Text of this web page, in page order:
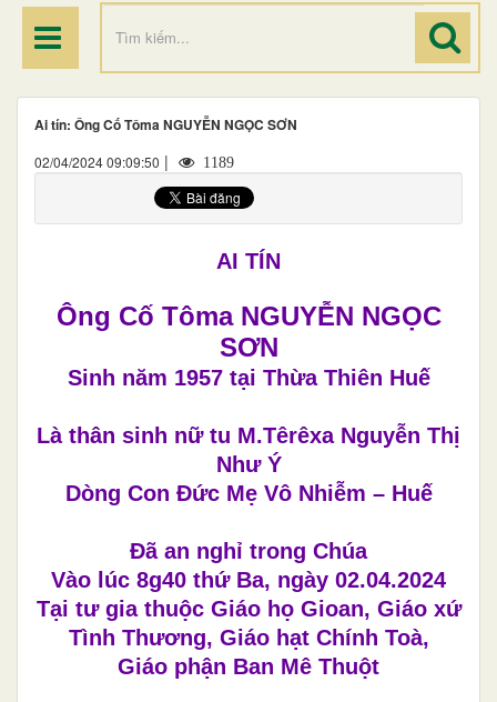
Ai tín: Ông Cố Tôma NGUYỄN NGỌC SƠN
02/04/2024 09:09:50 | 1189
AI TÍN
Ông Cố Tôma NGUYỄN NGỌC
SƠN
Sinh năm 1957 tại Thừa Thiên Huế
Là thân sinh nữ tu M.Têrêxa Nguyễn Thị
Như Ý
Dòng Con Đức Mẹ Vô Nhiễm – Huế
Đã an nghỉ trong Chúa
Vào lúc 8g40 thứ Ba, ngày 02.04.2024
Tại tư gia thuộc Giáo họ Gioan, Giáo xứ
Tình Thương, Giáo hạt Chính Toà,
Giáo phận Ban Mê Thuột